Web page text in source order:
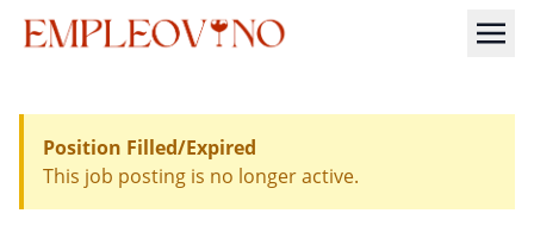
Position Filled/Expired
This job posting is no longer active.